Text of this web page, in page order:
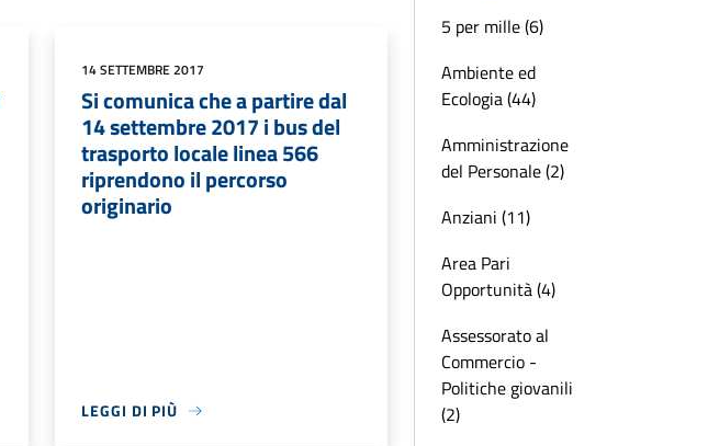
14 SETTEMBRE 2017
Si comunica che a partire dal
14 settembre 2017 i bus del
trasporto locale linea 566
riprendono il percorso
originario
LEGGI DI PIÙ
5 per mille (6)
Ambiente ed
Ecologia (44)
Amministrazione
del Personale (2)
Anziani (11)
Area Pari
Opportunità (4)
Assessorato al
Commercio -
Politiche giovanili
(2)